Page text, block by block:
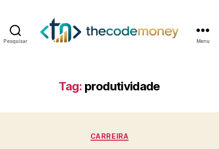
Pesquisar Menu
Tag: produtividade
Categorias
CARREIRA